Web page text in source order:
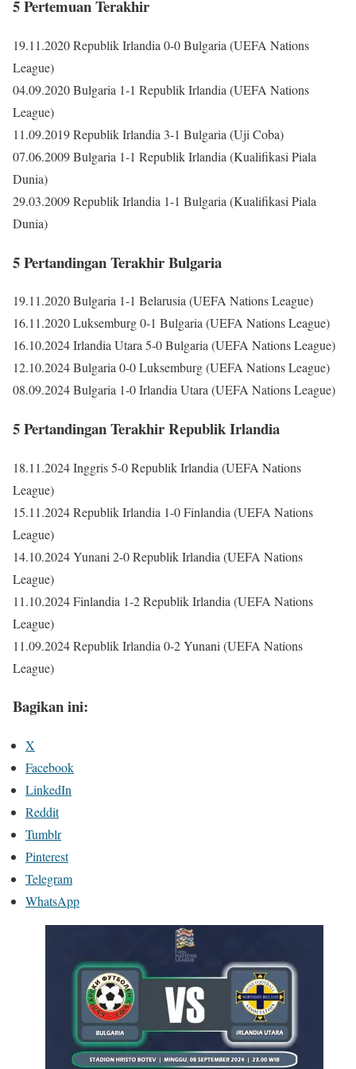
5 Pertemuan Terakhir
19.11.2020 Republik Irlandia 0-0 Bulgaria (UEFA Nations
League)
04.09.2020 Bulgaria 1-1 Republik Irlandia (UEFA Nations
League)
11.09.2019 Republik Irlandia 3-1 Bulgaria (Uji Coba)
07.06.2009 Bulgaria 1-1 Republik Irlandia (Kualifikasi Piala
Dunia)
29.03.2009 Republik Irlandia 1-1 Bulgaria (Kualifikasi Piala
Dunia)
5 Pertandingan Terakhir Bulgaria
19.11.2020 Bulgaria 1-1 Belarusia (UEFA Nations League)
16.11.2020 Luksemburg 0-1 Bulgaria (UEFA Nations League)
16.10.2024 Irlandia Utara 5-0 Bulgaria (UEFA Nations League)
12.10.2024 Bulgaria 0-0 Luksemburg (UEFA Nations League)
08.09.2024 Bulgaria 1-0 Irlandia Utara (UEFA Nations League)
5 Pertandingan Terakhir Republik Irlandia
18.11.2024 Inggris 5-0 Republik Irlandia (UEFA Nations
League)
15.11.2024 Republik Irlandia 1-0 Finlandia (UEFA Nations
League)
14.10.2024 Yunani 2-0 Republik Irlandia (UEFA Nations
League)
11.10.2024 Finlandia 1-2 Republik Irlandia (UEFA Nations
League)
11.09.2024 Republik Irlandia 0-2 Yunani (UEFA Nations
League)
Bagikan ini:
X
Facebook
LinkedIn
Reddit
Tumblr
Pinterest
Telegram
WhatsApp